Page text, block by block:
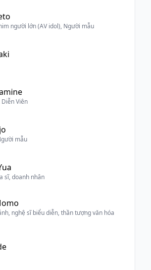
người lớn (AV idol), Người mẫu
Viên
mẫu
sĩ, doanh nhân
nghệ sĩ biểu diễn, thần tượng văn hóa